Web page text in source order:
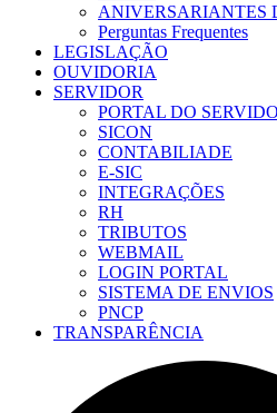
ANIVERSARIANTES
Perguntas Frequentes
LEGISLAÇÃO
OUVIDORIA
SERVIDOR
PORTAL DO
SICON
CONTABILIADE
E-SIC
INTEGRAÇÕES
RH
TRIBUTOS
WEBMAIL
LOGIN PORTAL
SISTEMA DE ENVIOS
PNCP
TRANSPARÊNCIA